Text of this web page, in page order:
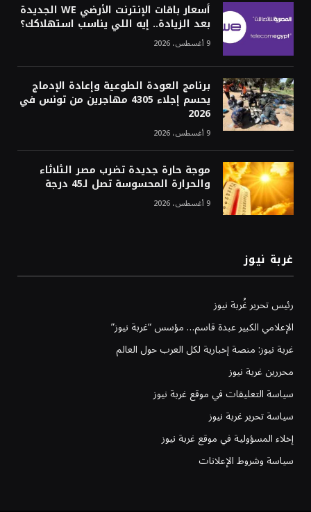
أسعار باقات الإنترنت الأرضي WE الجديدة
بعد الزيادة.. إيه اللي يناسب استهلاكك؟
9 أغسطس، 2026
برنامج العودة الطوعية وإعادة الإدماج
يحسم إجلاء 4305 مهاجرين من تونس في
2026
9 أغسطس، 2026
موجة حارة جديدة تضرب مصر الثلاثاء
والحرارة المحسوسة تصل لـ45 درجة
9 أغسطس، 2026
غربة نيوز
رئيس تحرير غُربة نيوز
الإعلامي الكبير عبدة قاسم… مؤسس “غربة نيوز”
غربة نيوز: منصة إخبارية لكل العرب حول العالم
محررين غربة نيوز
سياسة التعليقات في موقع غربة نيوز
سياسة تحرير غربة نيوز
إخلاء المسؤولية في موقع غربة نيوز
سياسة وشروط الإعلانات